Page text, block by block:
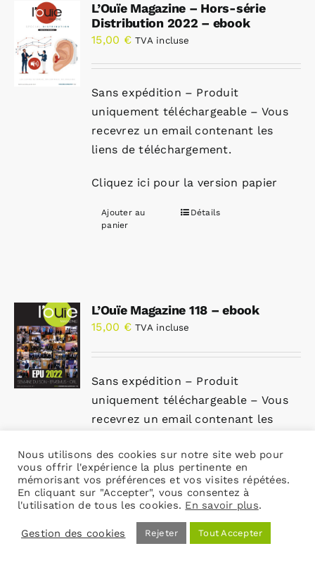
L’Ouïe Magazine – Hors-série
Distribution 2022 – ebook
15,00 € TVA incluse
Sans expédition – Produit
uniquement téléchargeable – Vous
recevrez un email contenant les
liens de téléchargement.
Cliquez ici pour la version papier
Ajouter au
panier
Détails
L’Ouïe Magazine 118 – ebook
15,00 € TVA incluse
Sans expédition – Produit
uniquement téléchargeable – Vous
recevrez un email contenant les
Cliquez ici pour la version papier
Ajouter au
Détails
Nous utilisons des cookies sur notre site web pour
vous offrir l'expérience la plus pertinente en
mémorisant vos préférences et vos visites répétées.
En cliquant sur "Accepter", vous consentez à
l'utilisation de tous les cookies. En savoir plus.
Gestion des cookies Rejeter Tout Accepter